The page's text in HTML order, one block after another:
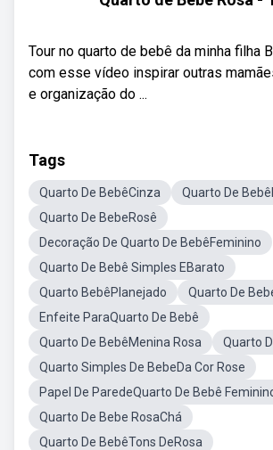
Tour no quarto de bebê da minha filha
com esse vídeo inspirar outras
e organização do ...
Tags
Quarto De BebêCinza
Quarto De
Quarto De BebeRosê
Decoração De Quarto De BebêFeminino
Quarto De Bebê Simples EBarato
Quarto BebêPlanejado
Quarto De
Enfeite ParaQuarto De Bebê
Quarto De BebêMenina Rosa
Quarto
Quarto Simples De BebeDa Cor Rose
Papel De ParedeQuarto De Bebê
Quarto De Bebe RosaChá
Quarto De BebêTons DeRosa